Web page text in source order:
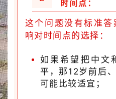
时间点：
这个问题没有标准
响对时间点的选择：
如果希望把中文
平，那12岁前后
可能比较适宜；